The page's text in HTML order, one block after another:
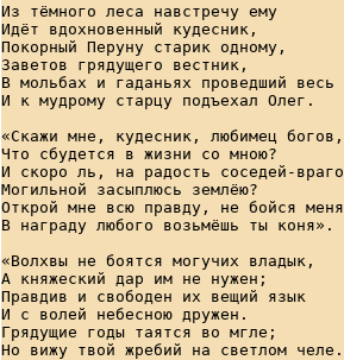
Из тёмного леса навстречу ему
Идёт вдохновенный кудесник,
Покорный Перуну старик одному,
Заветов грядущего вестник,
В мольбах и гаданьях проведший
И к мудрому старцу подъехал
«Скажи мне, кудесник, любимец
Что сбудется в жизни со мною?
И скоро ль, на радость соседей-
Могильной засыплюсь землёю?
Открой мне всю правду, не бойся
В награду любого возьмёшь ты
«Волхвы не боятся могучих
А княжеский дар им не нужен;
Правдив и свободен их вещий
И с волей небесною дружен.
Грядущие годы таятся во мгле;
Но вижу твой жребий на светлом